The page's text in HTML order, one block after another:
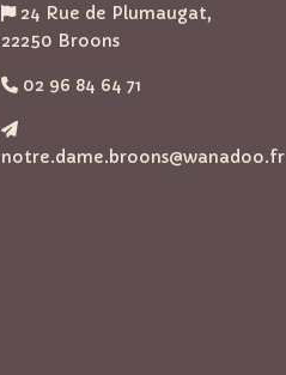
24 Rue de Plumaugat,
22250 Broons
02 96 84 64 71
notre.dame.broons@wanadoo.fr